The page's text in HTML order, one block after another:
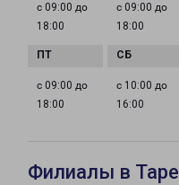
с 09:00 до
18:00
с 09:00 до
18:00
с 09:00 до
18:00
с 10:00 до
16:00
Филиалы в Таре